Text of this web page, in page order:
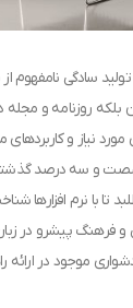
سادگی نامفهوم
بلکه روزنامه و
نیاز و کاربردهای
شصت و سه درصد
با نرم افزارها
فرهنگ پیشرو در
موجود در ارائه